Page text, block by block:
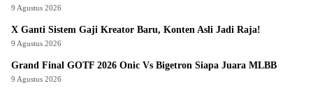
9 Agustus 2026
X Ganti Sistem Gaji Kreator Baru, Konten Asli Jadi Raja!
9 Agustus 2026
Grand Final GOTF 2026 Onic Vs Bigetron Siapa Juara MLBB
9 Agustus 2026